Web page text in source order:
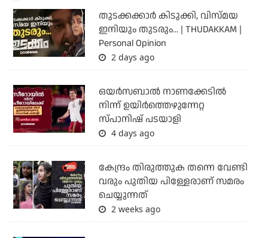
തുടക്കക്കാര്‍ കിടുക്കി, വിസ്മയ
ഇനിയും തുടരും... | THUDAKKAM |
Personal Opinion
2 days ago
ഒയര്‍സബാൽ നാണക്കേടിൽ
നിന്ന് ഉയിർത്തെഴുന്നേറ്റ
സ്പാനിഷ് പടയാളി
4 days ago
കേന്ദ്രം തിരുത്തുക തന്നെ വേണ്ടി
വരും പുതിയ പിള്ളേരാണ് സമരം
ചെയ്യുന്നത്
2 weeks ago